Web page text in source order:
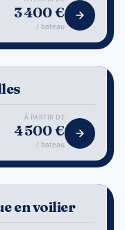
3 400€
/ bateau
À PARTIR DE
4 500€
/ bateau
AVENTURE
en voilier